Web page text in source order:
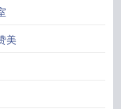
全，还是暴雨里的自
为任何人，她成为了她
风景
美